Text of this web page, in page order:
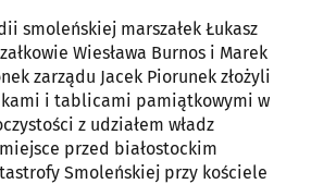
smoleńskiej marszałek Łukasz
Wiesława Burnos i Marek
zarządu Jacek Piorunek złożyli
i tablicami pamiątkowymi w
z udziałem władz
przed białostockim
Smoleńskiej przy kościele